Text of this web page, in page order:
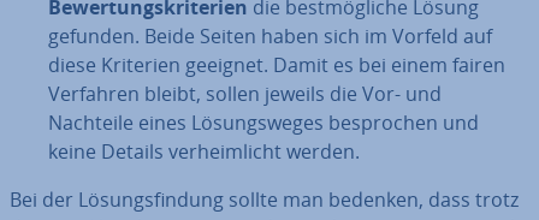
Be­wer­tungs­kri­te­ri­en die best­mög­li­che Lösung
gefunden. Beide Seiten haben sich im Vorfeld auf
diese Kriterien geeignet. Damit es bei einem fairen
Verfahren bleibt, sollen jeweils die Vor- und
Nachteile eines Lö­sungs­we­ges be­spro­chen und
keine Details ver­heim­licht werden.
Bei der Lö­sungs­fin­dung sollte man bedenken, dass trotz